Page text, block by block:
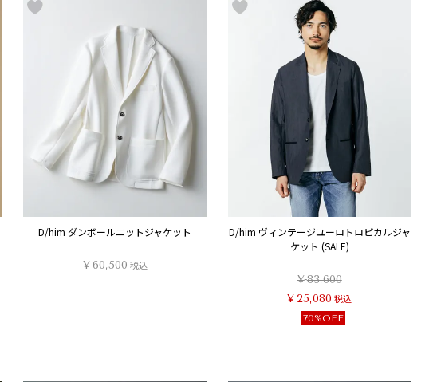
D/him ダンボールニットジャケット
¥60,500 税込
D/him ヴィンテージユーロトロピカルジャ
ケット (SALE)
¥83,600
¥25,080 税込
70%OFF